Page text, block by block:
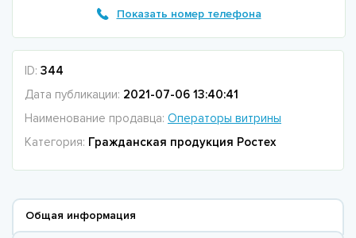
Показать номер телефона
ID: 344
Дата публикации: 2021-07-06 13:40:41
Наименование продавца: Операторы витрины
Категория: Гражданская продукция Ростех
Общая информация